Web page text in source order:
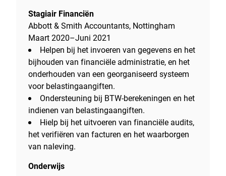
Stagiair Financiën
Abbott & Smith Accountants, Nottingham
Maart 2020–Juni 2021
Helpen bij het invoeren van gegevens en het
bijhouden van financiële administratie, en het
onderhouden van een georganiseerd systeem
voor belastingaangiften.
Ondersteuning bij BTW-berekeningen en het
indienen van belastingaangiften.
Hielp bij het uitvoeren van financiële audits,
het verifiëren van facturen en het waarborgen
van naleving.
Onderwijs